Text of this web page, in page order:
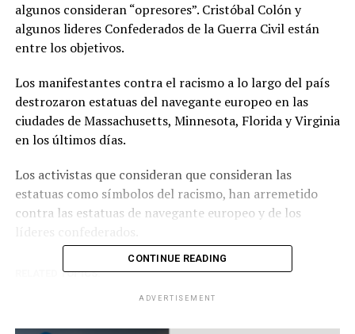
algunos consideran “opresores”. Cristóbal Colón y
algunos lideres Confederados de la Guerra Civil están
entre los objetivos.
Los manifestantes contra el racismo a lo largo del país
destrozaron estatuas del navegante europeo en las
ciudades de Massachusetts, Minnesota, Florida y Virginia
en los últimos días.
Los activistas que consideran que consideran las
estatuas como símbolos del racismo, han arremetido
contra las estatuas de navegante europeo y de los
RELATED TOPICS:
CONTINUE READING
ADVERTISEMENT